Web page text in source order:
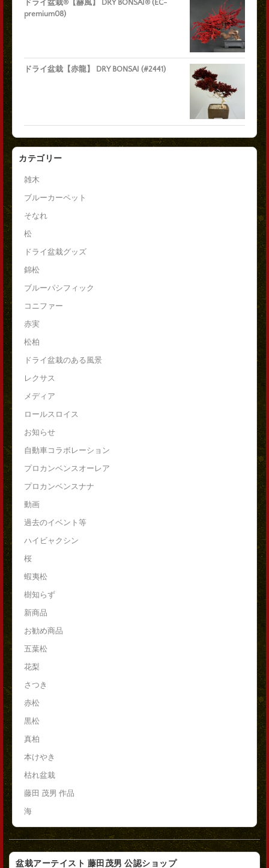
ドライ盆栽®【赫風】 DRY BONSAI® (EC-
premium08)
ドライ盆栽【赤龍】 DRY BONSAI (#2441)
カテゴリー
雑木
ブルーカーペット
そなれ
松
ドライ盆栽グッズ
錦松
ブルーパシフィック
コニファー
赤実
松柏
ドライ盆栽のある風景
レクサス
メディア
ロールスロイス
お知らせ
自動車コラボレーション
プロカンベンスオーレア
プロカンベンスナナ
動画
過去のイベント等
ハイビャクシン
桜
蝦夷松
樹知らず
新商品
お勧め商品
五葉松
花梨
さつき
赤松
黒松
真柏
本けやき
枯れ盆栽
藤田 茂男 作品
海
盆栽アーテイスト 藤田茂男 公認ショップ